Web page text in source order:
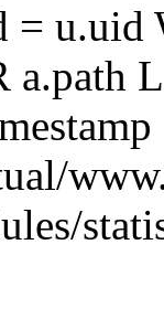
= u.uid
a.path